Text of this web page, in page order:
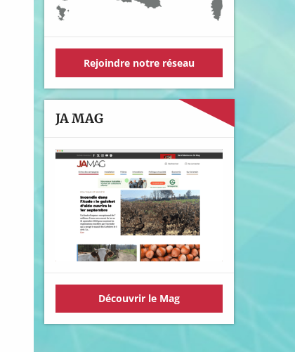
Rejoindre notre réseau
JA MAG
Découvrir le Mag